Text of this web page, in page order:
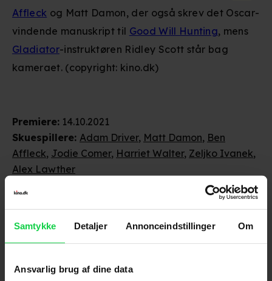
Samtykke Detaljer Annonceindstillinger Om
Ansvarlig brug af dine data
Premiere: 14.10.2021
Skuespillere: Adam Driver, Matt Damon, Ben
Affleck, Jodie Comer, Harriet Walter, Zeljko Ivanek,
Alex Lawther
Filmen har en dramatisk og konfliktfyldt stemning.
blodige kampe og brutale drab, hvoraf én scene er
Affleck og Matt Damon, der også skrev det Oscar-
vindende manuskript til Good Will Hunting, mens
Gladiator-instruktøren Ridley Scott står bag
kameraet. (copyright: kino.dk)